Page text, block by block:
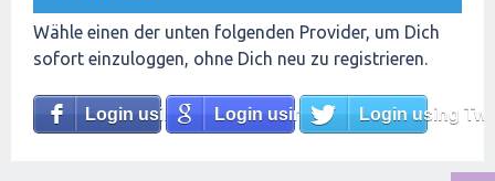
Wähle einen der unten folgenden Provider, um Dich
sofort einzuloggen, ohne Dich neu zu registrieren.
Login using FacebookLogin using GoogleLogin using